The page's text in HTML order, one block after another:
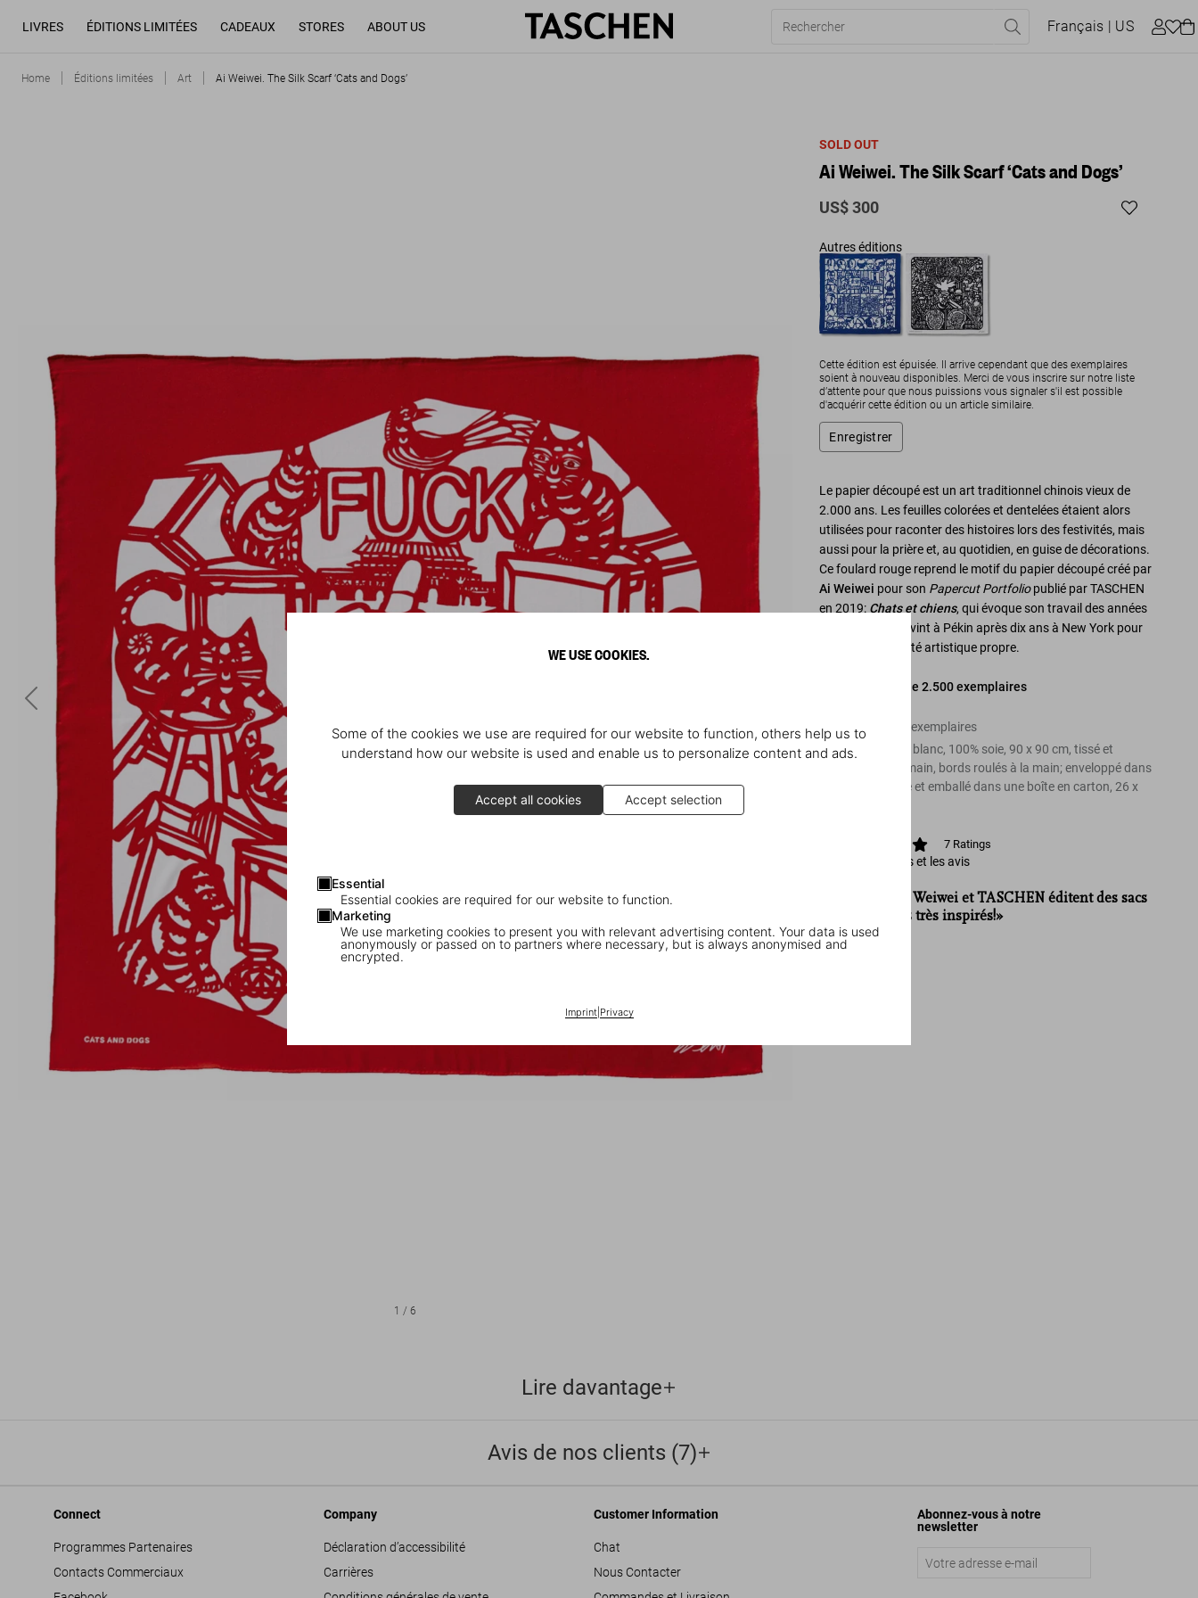
WE USE COOKIES.
Some of the cookies we use are required for our website to function, others help us to
understand how our website is used and enable us to personalize content and ads.
Accept all cookies Accept selection
Essential
Essential cookies are required for our website to function.
Marketing
We use marketing cookies to present you with relevant advertising content. Your data is used
anonymously or passed on to partners where necessary, but is always anonymised and
encrypted.
Imprint| Privacy
LIVRES ÉDITIONS LIMITÉES CADEAUX STORES ABOUT US Français | US
Home Éditions limitées Art Ai Weiwei. The Silk Scarf ‘Cats and Dogs’
1 /6
SOLD OUT
Ai Weiwei. The Silk Scarf ‘Cats and Dogs’
US$ 300
Autres éditions
Cette édition est épuisée. Il arrive cependant que des exemplaires
soient à nouveau disponibles. Merci de vous inscrire sur notre liste
d’attente pour que nous puissions vous signaler s'il est possible
d'acquérir cette édition ou un article similaire.
Enregistrer
Le papier découpé est un art traditionnel chinois vieux de
2.000 ans. Les feuilles colorées et dentelées étaient alors
utilisées pour raconter des histoires lors des festivités, mais
aussi pour la prière et, au quotidien, en guise de décorations.
Ce foulard rouge reprend le motif du papier découpé créé par
Ai Weiwei pour son Papercut Portfoliopublié par TASCHEN
en 2019: Chats et chiens, qui évoque son travail des années
1990, quand il revint à Pékin après dix ans à New York pour
trouve son identité artistique propre.
Édition limitée de 2.500 exemplaires
Édition de 2.500 exemplaires
Foulard rouge et blanc, 100% soie, 90 x 90 cm, tissé et
sérigraphié à la main, bords roulés à la main; enveloppé dans
du papier de soie et emballé dans une boîte en carton, 26 x
7 Ratings
Afficher les notes et les avis
«On le voit, Ai Weiwei et TASCHEN éditent des sacs
et des foulards très inspirés!»
icon-icon.com
Lire davantage
Avis de nos clients (7)
Connect
Programmes Partenaires
Contacts Commerciaux
Company
Déclaration d’accessibilité
Carrières
Customer Information
Chat
Nous Contacter
Abonnez-vous à notre
newsletter